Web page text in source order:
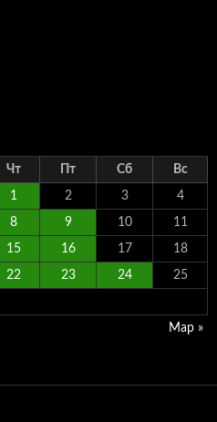
Чт Пт Сб Вс
1 2 3 4
8 9 10 11
15 16 17 18
22 23 24 25
Мар »